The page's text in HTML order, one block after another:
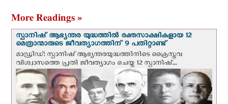
More Readings »
സ്പാനിഷ് ആഭ്യന്തര യുദ്ധത്തില്‍ രക്തസാക്ഷികളായ 12
മെത്രാന്മാരുടെ ജീവത്യാഗത്തിന് 9 പതിറ്റാണ്ട്
മാഡ്രിഡ്: സ്പാനിഷ് ആഭ്യന്തരയുദ്ധത്തിനിടെ ക്രൈസ്തവ
വിശ്വാസത്തെ പ്രതി ജീവത്യാഗം ചെയ്ത 12 സ്പാനിഷ്...